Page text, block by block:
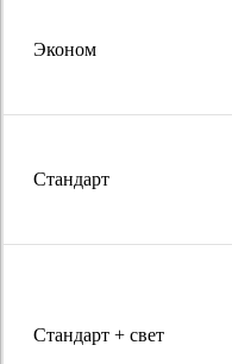
Эконом
Стандарт
Стандарт + свет